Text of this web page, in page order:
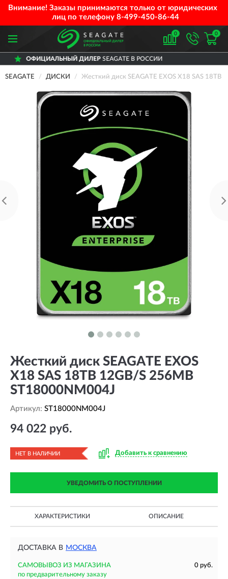
Внимание! Заказы принимаются только от юридических
лиц по телефону 8-499-450-86-44
0 0
ДИЛЕРSEAGATE В РОССИИ
SEAGATE ДИСКИ Жесткий диск SEAGATE EXOS X18 SAS 18TB
Жесткий диск SEAGATE EXOS
X18 SAS 18TB 12GB/S 256MB
ST18000NM004J
Артикул: ST18000NM004J
94 022 руб.
НЕТ В НАЛИЧИИ Добавить к сравнению
УВЕДОМИТЬ О ПОСТУПЛЕНИИ
ХАРАКТЕРИСТИКИ ОПИСАНИЕ
ДОСТАВКА В МОСКВА
САМОВЫВОЗ ИЗ МАГАЗИНА
0 руб.
по предварительному заказу